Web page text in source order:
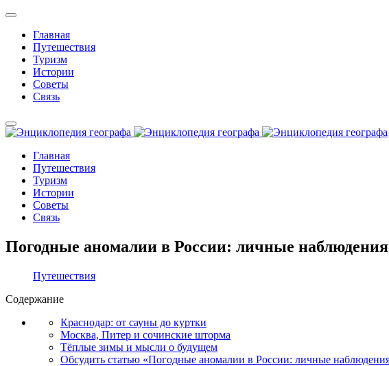
Главная
Путешествия
Туризм
Истории
Советы
Связь
Главная
Путешествия
Туризм
Истории
Советы
Связь
Погодные аномалии в России: личные
Путешествия
Содержание
Краснодар: от сауны до куртки
Москва, Питер и сочинские шторма
Тёплые зимы и мысли о будущем
Обсудить статью «Погодные аномалии в России: личные